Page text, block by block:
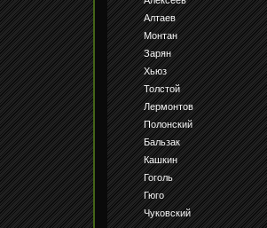
Алтаев
Монтан
Зарян
Хьюз
Толстой
Лермонтов
Полонский
Бальзак
Кашкин
Гоголь
Гюго
Чуковский